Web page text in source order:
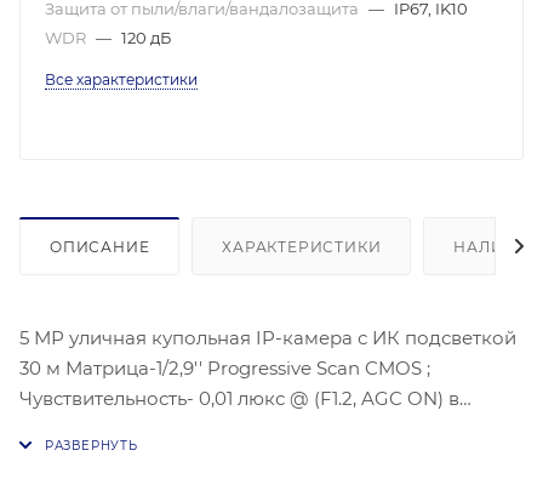
Защита от пыли/влаги/вандалозащита — IP67, IK10
WDR — 120 дБ
Все характеристики
ОПИСАНИЕ ХАРАКТЕРИСТИКИ НАЛИЧИЕ
5 МР уличная купольная IP-камера с ИК подсветкой
30 м Матрица-1/2,9'' Progressive Scan CMOS ;
Чувствительность- 0,01 люкс @ (F1.2, AGC ON) в